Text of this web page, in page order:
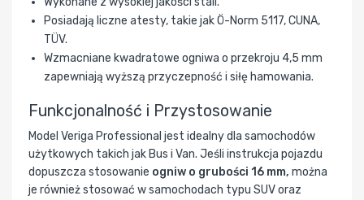
Posiadają liczne atesty, takie jak Ö-Norm 5117, CUNA,
TÜV.
Wzmacniane kwadratowe ogniwa o przekroju 4,5 mm
zapewniają wyższą przyczepność i siłę hamowania.
Funkcjonalność i Przystosowanie
Model Veriga Professional jest idealny dla samochodów
użytkowych takich jak Bus i Van. Jeśli instrukcja pojazdu
dopuszcza stosowanie ogniw o grubości 16 mm, można
je również stosować w samochodach typu SUV oraz